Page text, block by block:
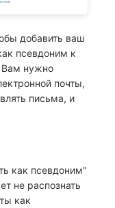
добавить ваш
псевдоним к
Вам нужно
почты,
письма, и
как псевдоним"
не распознать
как